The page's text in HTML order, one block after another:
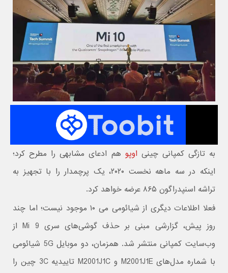
به تازگی کمپانی چینی اوپو هم ادعای مشابهی را مطرح کرد؛
اینکه در سه ماهه نخست ۲۰۲۰، یک پرچمدار را با تجهیز به
تراشه اسنپدراگون ۸۶۵ عرضه خواهد کرد.
فعلا اطلاعات دیگری از شیائومی می ۱۰ موجود نیست؛ اما چند
روز پیش، گزارشی مبنی بر حذف گوشی‌های سری Mi 9 از
وب‌سایت کمپانی منتشر شد. همزمان، دو موبایل 5G شیائومی
با شماره مدل‌های M2001J1E و M2001J1C تاییدیه 3C چین را